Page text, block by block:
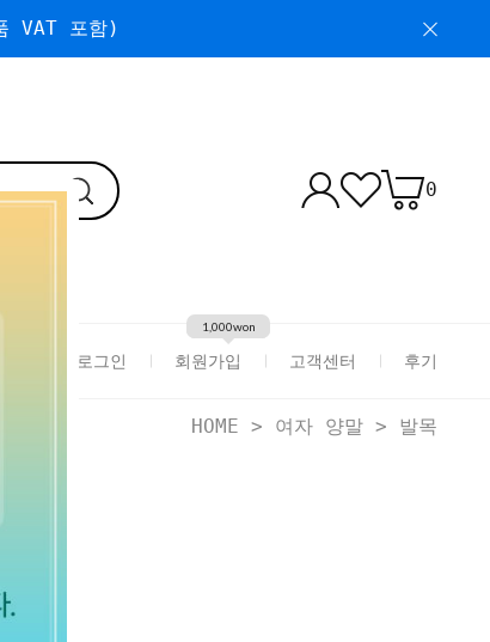
VAT 포함)
0
로그인 회원가입
1,000won
고객센터 후기
HOME > 여자 양말 > 발목